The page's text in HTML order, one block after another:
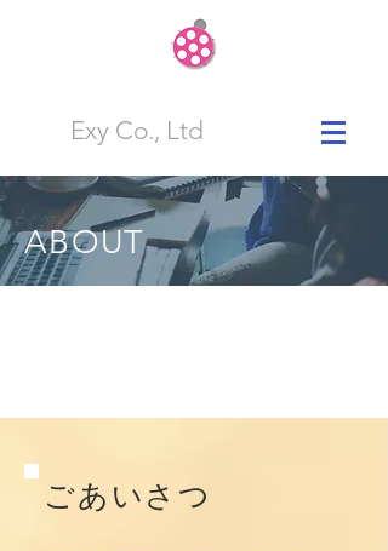
Exy Co., Ltd
ABOUT
ごあいさつ